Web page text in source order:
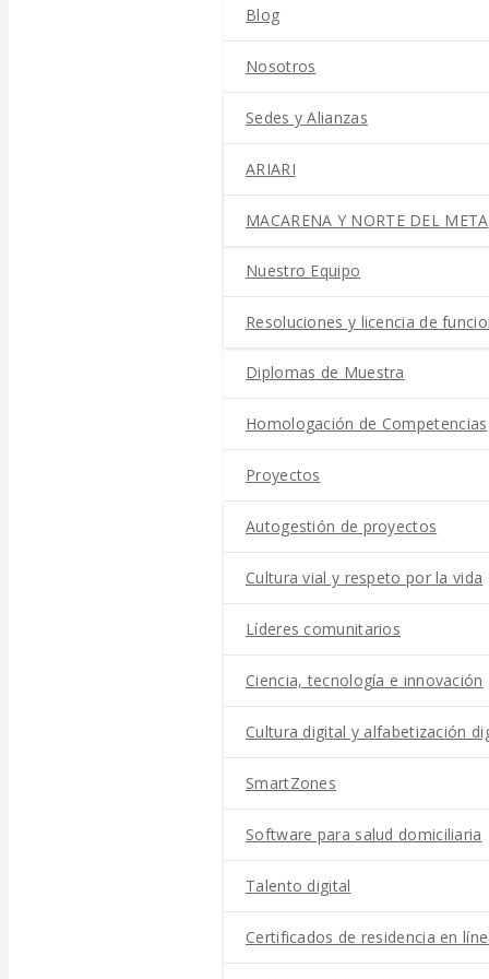
Blog
Nosotros
Sedes y Alianzas
ARIARI
MACARENA Y NORTE DEL META
Nuestro Equipo
Resoluciones y licencia de
Diplomas de Muestra
Homologación de Competencias
Proyectos
Autogestión de proyectos
Cultura vial y respeto por la vida
Líderes comunitarios
Ciencia, tecnología e innovación
Cultura digital y alfabetización
SmartZones
Software para salud domiciliaria
Talento digital
Certificados de residencia en